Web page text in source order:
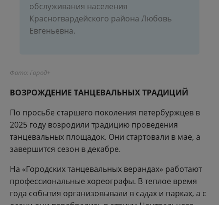
обслуживания населения
Красногвардейского района Любовь
Евгеньевна.
Фото: Город+
ВОЗРОЖДЕНИЕ ТАНЦЕВАЛЬНЫХ ТРАДИЦИЙ
По просьбе старшего поколения петербуржцев в
2025 году возродили традицию проведения
танцевальных площадок. Они стартовали в мае, а
завершится сезон в декабре.
На «Городских танцевальных верандах» работают
профессиональные хореографы. В теплое время
года события организовывали в садах и парках, а с